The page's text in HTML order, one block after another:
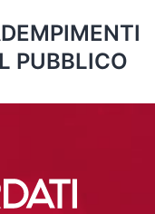
PUBBLICO